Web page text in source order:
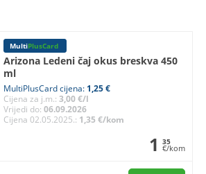
MultiPlusCard
Arizona Ledeni čaj okus breskva 450
ml
MultiPlusCard cijena: 1,25 €
Cijena za j.m.: 3,00 €/l
Vrijedi do: 06.09.2026
Cijena 02.05.2025.: 1,35 €/kom
1 35
€/kom